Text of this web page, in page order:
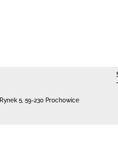
5 59-230 Prochowice